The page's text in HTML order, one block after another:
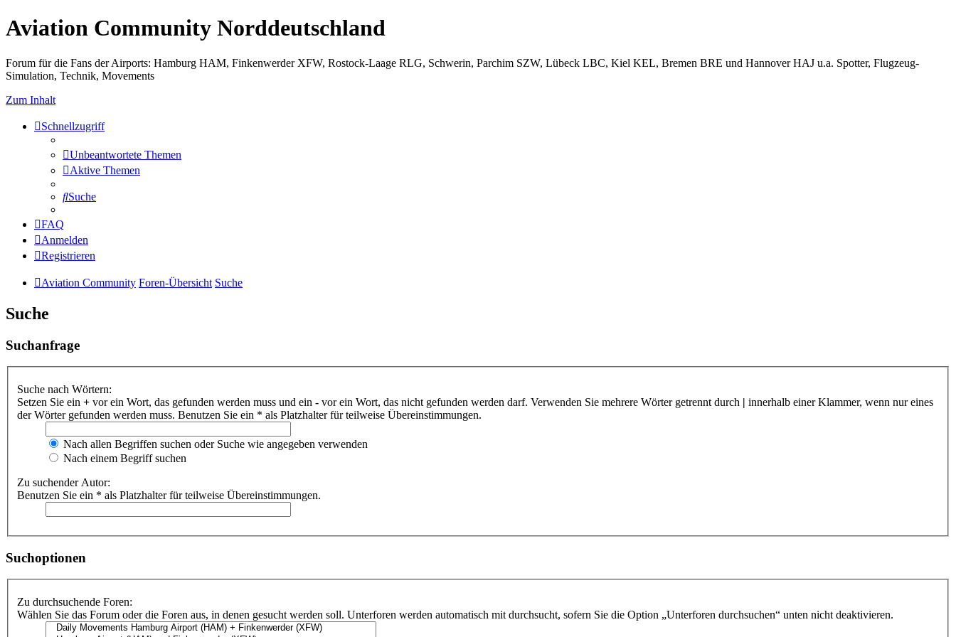
Aviation Community Norddeutschland
Forum für die Fans der Airports: Hamburg HAM, Finkenwerder XFW, Rostock-Laage RLG, Schwerin, Parchim SZW, Lübeck LBC, Kiel KEL, Bremen BRE und Hannover HAJ u.a. Spotter, Flugzeug-
Simulation, Technik, Movements
Zum Inhalt
Schnellzugriff
Unbeantwortete Themen
Aktive Themen
Suche
FAQ
Anmelden
Registrieren
Aviation Community Foren-Übersicht Suche
Suche
Suchanfrage
Suche nach Wörtern:
Setzen Sie ein + vor ein Wort, das gefunden werden muss und ein - vor ein Wort, das nicht gefunden werden darf. Verwenden Sie mehrere Wörter getrennt durch | innerhalb einer Klammer, wenn nur eines
der Wörter gefunden werden muss. Benutzen Sie ein * als Platzhalter für teilweise Übereinstimmungen.
Nach allen Begriffen suchen oder Suche wie angegeben verwenden
Nach einem Begriff suchen
Zu suchender Autor:
Benutzen Sie ein * als Platzhalter für teilweise Übereinstimmungen.
Suchoptionen
Zu durchsuchende Foren:
Wählen Sie das Forum oder die Foren aus, in denen gesucht werden soll. Unterforen werden automatisch mit durchsucht, sofern Sie die Option „Unterforen durchsuchen“ unten nicht deaktivieren.